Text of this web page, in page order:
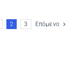
2 3 Επόμενο